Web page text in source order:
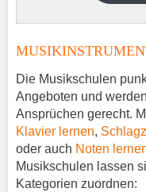
Die Musikschulen
Angeboten und
Ansprüchen gerecht.
Klavier lernen,
oder auch Noten
Musikschulen lassen
Kategorien zuordnen: